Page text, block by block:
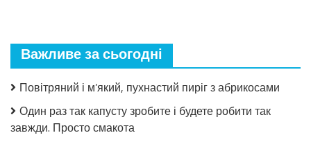
Салат
огірків
томатній
Важливе за сьогодні
Повітряний і м’який, пухнастий пиріг з абрикосами
Один раз так капусту зробите і будете робити так
завжди. Просто смакота